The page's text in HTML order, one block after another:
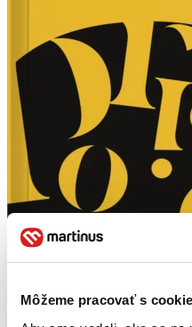
Môžeme pracovať s